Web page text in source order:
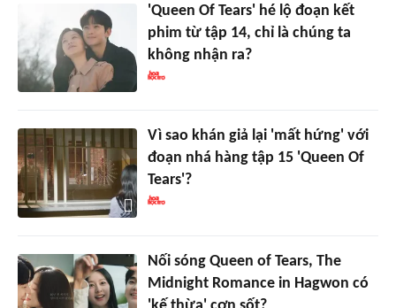
'Queen Of Tears' hé lộ đoạn kết
phim từ tập 14, chỉ là chúng ta
không nhận ra?
Vì sao khán giả lại 'mất hứng' với
đoạn nhá hàng tập 15 'Queen Of
Tears'?
Nối sóng Queen of Tears, The
Midnight Romance in Hagwon có